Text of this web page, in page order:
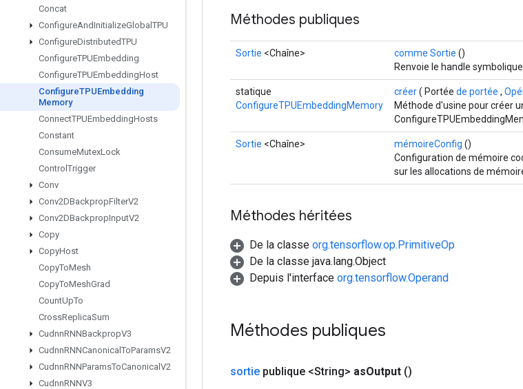
Concat
ConfigureAndInitializeGlobal TPU
ConfigureDistributedTPU
ConfigureTPUEmbedding
ConfigureTPUEmbeddingHost
ConfigureTPUEmbedding
Memory
ConnectTPUEmbeddingHosts
Constant
ConsumeMutexLock
Control Trigger
Conv
Conv2DBackpropFilterV2
Conv2DBackpropInputV2
Copy
CopyHost
CopyToMesh
CopyToMeshGrad
CountUpTo
CrossReplicaSum
CudnnRNNBackpropV3
CudnnRNNCanonical ToParamsV2
CudnnRNNParamsToCanonical V2
CudnnRNNV3
Méthodes publiques
Sortie <Chaîne> comme Sortie ()
Renvoie le handle
statique
ConfigureTPUEmbeddingMemory
créer( Portée de portée ,
Méthode d'usine pour créer
Sortie <Chaîne> mémoireConfig ()
Configuration de mémoire
sur les allocations de
Méthodes héritées
De la classe org.tensorflow.op.PrimitiveOp
De la classe java.lang.Object
Depuis l'interface org.tensorflow.Operand
Méthodes publiques
sortie publique <String> asOutput ()